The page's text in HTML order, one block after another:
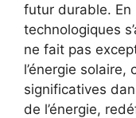
futur durable. En
technologiques
ne fait pas
l’énergie
significatives
de l’énergie,